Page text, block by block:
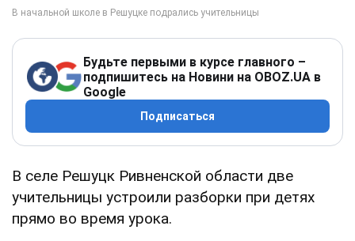
Будьте первыми в курсе главного –
подпишитесь на Новини на OBOZ.UA в
Google
Подписаться
В селе Решуцк Ривненской области две
учительницы устроили разборки при детях
прямо во время урока.